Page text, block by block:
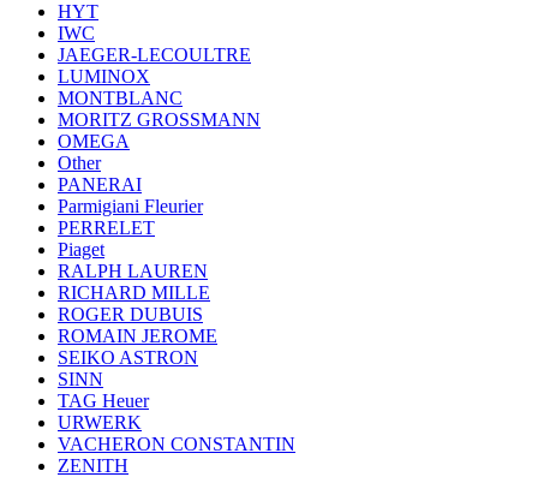
HYT
IWC
JAEGER-LECOULTRE
LUMINOX
MONTBLANC
MORITZ GROSSMANN
OMEGA
Other
PANERAI
Parmigiani Fleurier
PERRELET
Piaget
RALPH LAUREN
RICHARD MILLE
ROGER DUBUIS
ROMAIN JEROME
SEIKO ASTRON
SINN
TAG Heuer
URWERK
VACHERON CONSTANTIN
ZENITH